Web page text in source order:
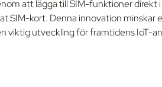
att lägga till SIM-funktioner
SIM-kort. Denna innovation minskar
viktig utveckling för framtidens IoT-